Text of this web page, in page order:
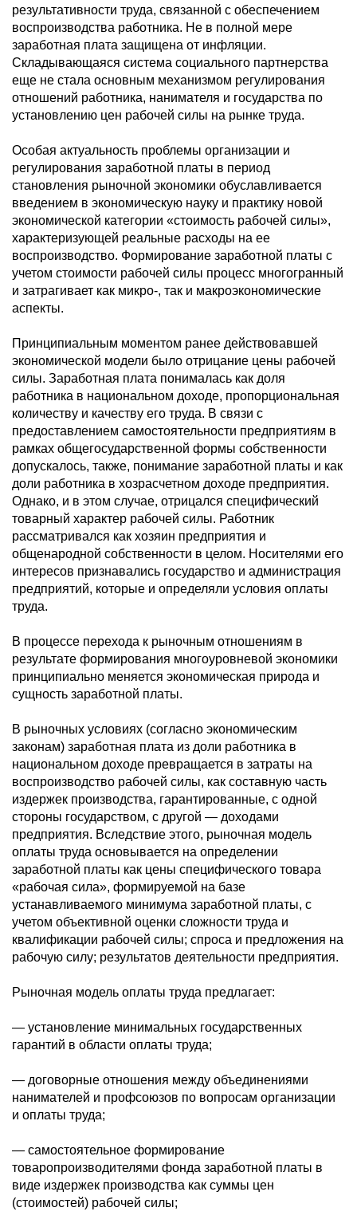
результативности труда, связанной с обеспечением
воспроизводства работника. Не в полной мере
заработная плата защищена от инфляции.
Складывающаяся система социального партнерства
еще не стала основным механизмом регулирования
отношений работника, нанимателя и государства по
установлению цен рабочей силы на рынке труда.
Особая актуальность проблемы организации и
регулирования заработной платы в период
становления рыночной экономики обуславливается
введением в экономическую науку и практику новой
экономической категории «стоимость рабочей силы»,
характеризующей реальные расходы на ее
воспроизводство. Формирование заработной платы с
учетом стоимости рабочей силы процесс многогранный
и затрагивает как микро-, так и макроэкономические
аспекты.
Принципиальным моментом ранее действовавшей
экономической модели было отрицание цены рабочей
силы. Заработная плата понималась как доля
работника в национальном доходе, пропорциональная
количеству и качеству его труда. В связи с
предоставлением самостоятельности предприятиям в
рамках общегосударственной формы собственности
допускалось, также, понимание заработной платы и как
доли работника в хозрасчетном доходе предприятия.
Однако, и в этом случае, отрицался специфический
товарный характер рабочей силы. Работник
рассматривался как хозяин предприятия и
общенародной собственности в целом. Носителями его
интересов признавались государство и администрация
предприятий, которые и определяли условия оплаты
труда.
В процессе перехода к рыночным отношениям в
результате формирования многоуровневой экономики
принципиально меняется экономическая природа и
сущность заработной платы.
В рыночных условиях (согласно экономическим
законам) заработная плата из доли работника в
национальном доходе превращается в затраты на
воспроизводство рабочей силы, как составную часть
издержек производства, гарантированные, с одной
стороны государством, с другой — доходами
предприятия. Вследствие этого, рыночная модель
оплаты труда основывается на определении
заработной платы как цены специфического товара
«рабочая сила», формируемой на базе
устанавливаемого минимума заработной платы, с
учетом объективной оценки сложности труда и
квалификации рабочей силы; спроса и предложения на
рабочую силу; результатов деятельности предприятия.
Рыночная модель оплаты труда предлагает:
— установление минимальных государственных
гарантий в области оплаты труда;
— договорные отношения между объединениями
нанимателей и профсоюзов по вопросам организации
и оплаты труда;
— самостоятельное формирование
товаропроизводителями фонда заработной платы в
виде издержек производства как суммы цен
(стоимостей) рабочей силы;